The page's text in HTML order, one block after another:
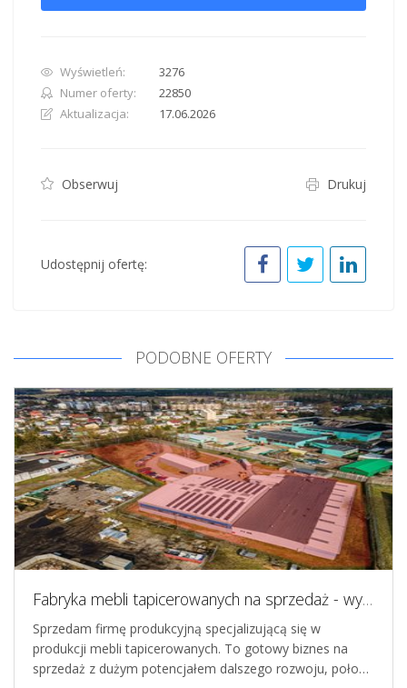
Wyświetleń:
3276
Numer oferty:
22850
Aktualizacja:
17.06.2026
Obserwuj Drukuj
Udostępnij ofertę:
PODOBNE OFERTY
Fabryka mebli tapicerowanych na sprzedaż - wyposażony zakład produkcyjny
Sprzedam firmę produkcyjną specjalizującą się w
produkcji mebli tapicerowanych. To gotowy biznes na
sprzedaż z dużym potencjałem dalszego rozwoju, poło…